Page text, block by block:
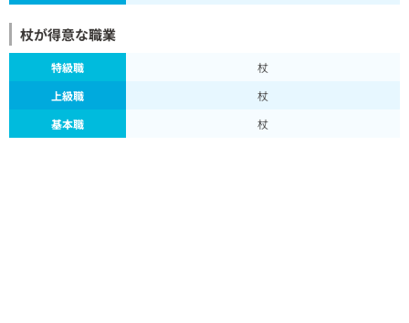
杖が得意な職業
特級職
杖
上級職
杖
基本職
杖